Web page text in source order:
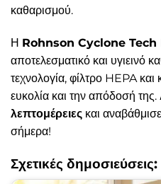
καθαρισμού.
Η Rohnson Cyclone Tech
αποτελεσματικό και υγιεινό
τεχνολογία, φίλτρο HEPA και
ευκολία και την απόδοσή της.
λεπτομέρειες και
σήμερα!
Σχετικές δημοσιεύσεις: